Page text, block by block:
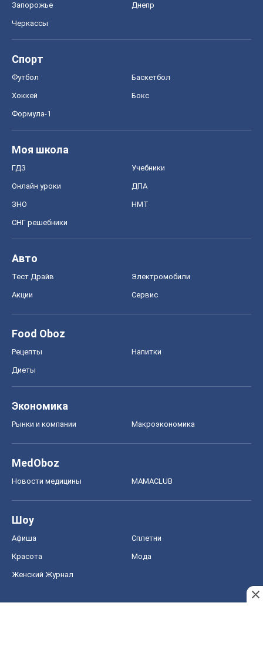
Запорожье Днепр
Черкассы
Спорт
Футбол Баскетбол
Хоккей Бокс
Формула-1
Моя школа
ГДЗ Учебники
Онлайн уроки ДПА
ЗНО НМТ
СНГ решебники
Авто
Тест Драйв Электромобили
Акции Сервис
Food Oboz
Рецепты Напитки
Диеты
Экономика
Рынки и компании Mакроэкономика
MedOboz
Новости медицины MAMACLUB
Шоу
Афиша Сплетни
Красота Мода
Женский Журнал